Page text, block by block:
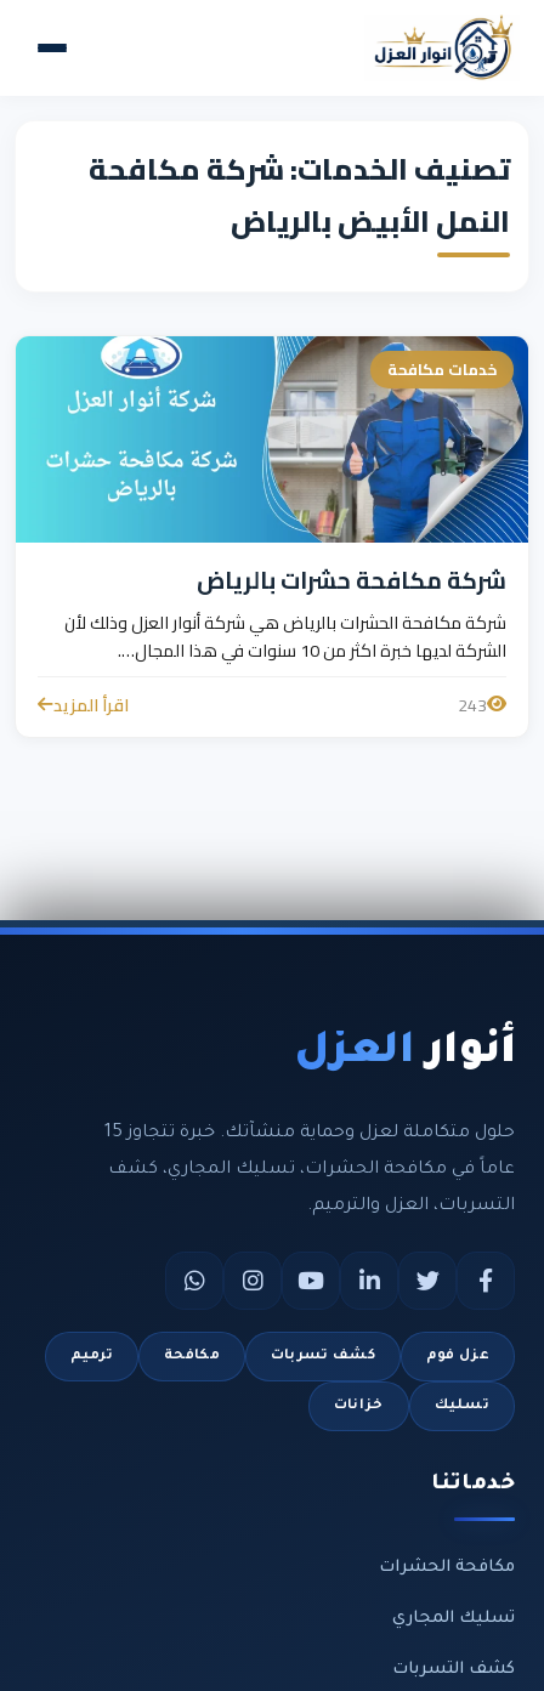
تصنيف الخدمات: شركة مكافحة
النمل الأبيض بالرياض
خدمات مكافحة
شركة مكافحة حشرات بالرياض
شركة مكافحة الحشرات بالرياض هي شركة أنوار العزل وذلك لأن
الشركة لديها خبرة اكثر من 10 سنوات في هذا المجال….
243
اقرأ المزيد
أنوار العزل
حلول متكاملة لعزل وحماية منشآتك. خبرة تتجاوز 15
عاماً في مكافحة الحشرات، تسليك المجاري، كشف
التسربات، العزل والترميم.
عزل فوم كشف تسربات مكافحة ترميم
تسليك خزانات
خدماتنا
مكافحة الحشرات
تسليك المجاري
كشف التسربات